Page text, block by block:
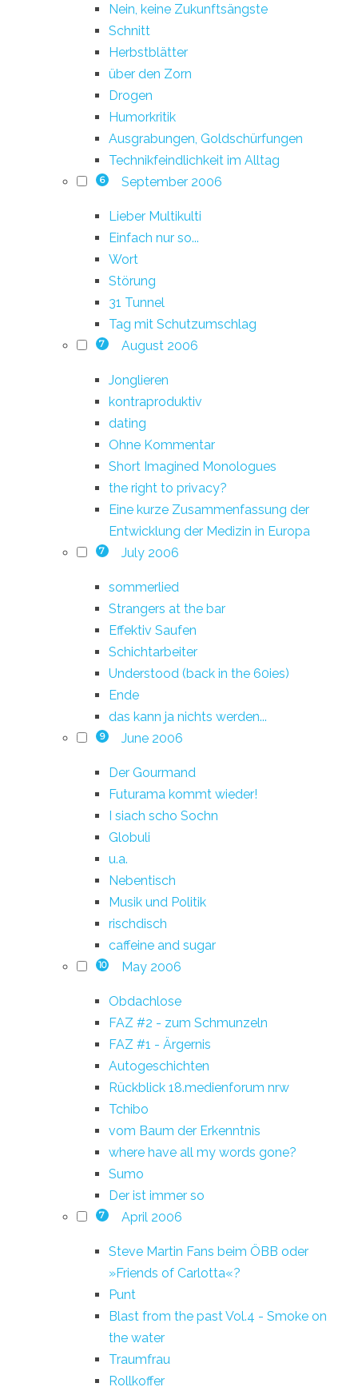
Nein, keine Zukunftsängste
Schnitt
Herbstblätter
über den Zorn
Drogen
Humorkritik
Ausgrabungen, Goldschürfungen
Technikfeindlichkeit im Alltag
6 September 2006
Lieber Multikulti
Einfach nur so...
Wort
Störung
31 Tunnel
Tag mit Schutzumschlag
7 August 2006
Jonglieren
kontraproduktiv
dating
Ohne Kommentar
Short Imagined Monologues
the right to privacy?
Eine kurze Zusammenfassung der
Entwicklung der Medizin in Europa
7 July 2006
sommerlied
Strangers at the bar
Effektiv Saufen
Schichtarbeiter
Understood (back in the 60ies)
Ende
das kann ja nichts werden...
9 June 2006
Der Gourmand
Futurama kommt wieder!
I siach scho Sochn
Globuli
u.a.
Nebentisch
Musik und Politik
rischdisch
caffeine and sugar
10 May 2006
Obdachlose
FAZ #2 - zum Schmunzeln
FAZ #1 - Ärgernis
Autogeschichten
Rückblick 18.medienforum nrw
Tchibo
vom Baum der Erkenntnis
where have all my words gone?
Sumo
Der ist immer so
7 April 2006
Steve Martin Fans beim ÖBB oder
»Friends of Carlotta«?
Punt
Blast from the past Vol.4 - Smoke on
the water
Traumfrau
Rollkoffer